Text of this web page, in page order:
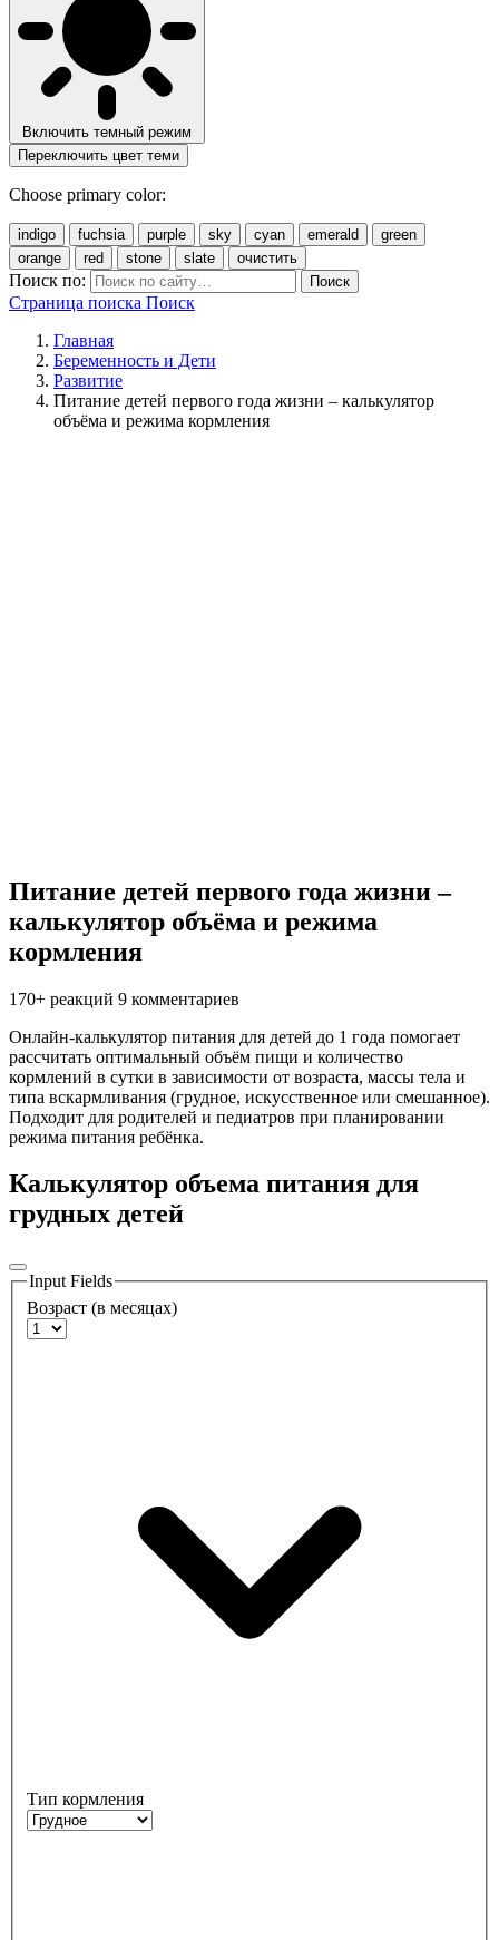
Включить темный режим
Переключить цвет теми
Choose primary color:
indigo fuchsia purple sky cyan emerald
green
orange
red stone slate очистить
Поиск по: Поиск
Страница поиска Поиск
Главная
Беременность и Дети
Развитие
Питание детей первого года жизни – калькулятор
объёма и режима кормления
Питание детей первого года жизни –
калькулятор объёма и режима
кормления
170+ реакций 9 комментариев
Онлайн-калькулятор питания для детей до 1 года помогает
рассчитать оптимальный объём пищи и количество
кормлений в сутки в зависимости от возраста, массы тела и
типа вскармливания (грудное, искусственное или смешанное).
Подходит для родителей и педиатров при планировании
режима питания ребёнка.
Калькулятор объема питания для
грудных детей
Input Fields
Возраст (в месяцах)
Тип кормления